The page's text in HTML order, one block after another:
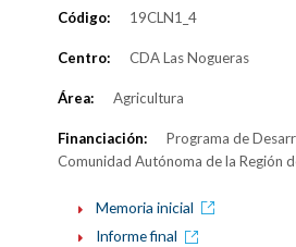
Código: 19CLN1_4
Centro: CDA Las Nogueras
Área: Agricultura
Financiación:
Programa de
Comunidad Autónoma de la Región
Memoria inicial
Informe final